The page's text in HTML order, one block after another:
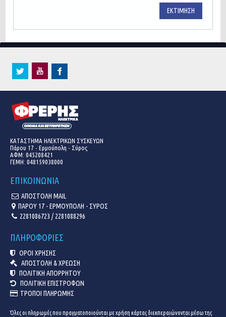
ΕΚΤΊΜΗΣΗ
ΚΑΤΑΣΤΗΜΑ ΗΛΕΚΤΡΙΚΩΝ ΣΥΣΚΕΥΩΝ
Πάρου 17 - Ερμούπολη - Σύρος
ΑΦΜ: 045208421
ΓΕΜΗ: 048159038000
ΕΠΙΚΟΙΝΩΝΙΑ
ΑΠΟΣΤΟΛΗ MAIL
ΠΑΡΟΥ 17 - ΕΡΜΟΥΠΟΛΗ - ΣΥΡΟΣ
2281086723 / 2281088296
ΠΛΗΡΟΦΟΡΙΕΣ
ΟΡΟΙ ΧΡΗΣΗΣ
ΑΠΟΣΤΟΛΗ & ΧΡΕΩΣΗ
ΠΟΛΙΤΙΚΗ ΑΠΟΡΡΗΤΟΥ
ΠΟΛΙΤΙΚΗ ΕΠΙΣΤΡΟΦΩΝ
ΤΡΟΠΟΙ ΠΛΗΡΩΜΗΣ
Όλες οι πληρωμές που πραγματοποιούνται με χρήση κάρτας διεκπεραιώνονται μέσω της